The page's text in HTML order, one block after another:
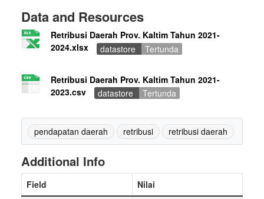
Data and Resources
Retribusi Daerah Prov. Kaltim Tahun 2021-
2024.xlsx
datastore Tertunda
Retribusi Daerah Prov. Kaltim Tahun 2021-
2023.csv
datastore Tertunda
pendapatan daerah retribusi retribusi daerah
Additional Info
Field
Nilai